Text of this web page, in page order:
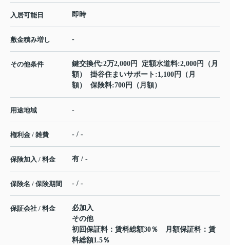
入居可能日 即時
敷金積み増し -
その他条件
鍵交換代:2万2,000円 定額水道料:2,000円（月
額） 掛谷住まいサポート:1,100円（月
額） 保険料:700円（月額）
用途地域 -
権利金 / 雑費 - / -
保険加入 / 料金 有 / -
保険名 / 保険期間 - / -
保証会社 / 料金
必加入
その他
初回保証料：賃料総額30％ 月額保証料：賃
料総額1.5％